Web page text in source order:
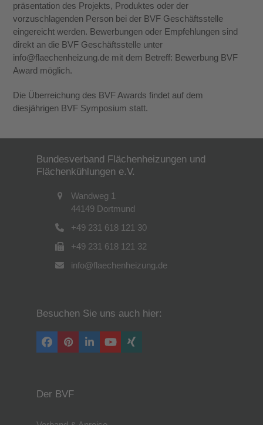
präsentation des Projekts, Produktes oder der
vorzuschlagenden Person bei der BVF Geschäftsstelle
eingereicht werden. Bewerbungen oder Empfehlungen sind
direkt an die BVF Geschäftsstelle unter
info@flaechenheizung.de mit dem Betreff: Bewerbung BVF
Award möglich.
Die Überreichung des BVF Awards findet auf dem
diesjährigen BVF Symposium statt.
Bundesverband Flächenheizungen und
Flächenkühlungen e.V.
Wandweg 1
44149 Dortmund
+49 231 618 121 30
+49 231 618 121 32
info@flaechenheizung.de
Besuchen Sie uns auch hier:
Facebook
PinterestLinkedInYouTube
Xing
Der BVF